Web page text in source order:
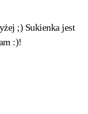
;) Sukienka jest
:)!